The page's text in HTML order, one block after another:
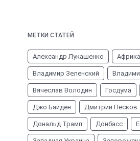
МЕТКИ СТАТЕЙ
Александр Лукашенко Африка
Владимир Зеленский
Вячеслав Володин Госдума
Джо Байден Дмитрий Песков
Дональд Трамп Донбасс